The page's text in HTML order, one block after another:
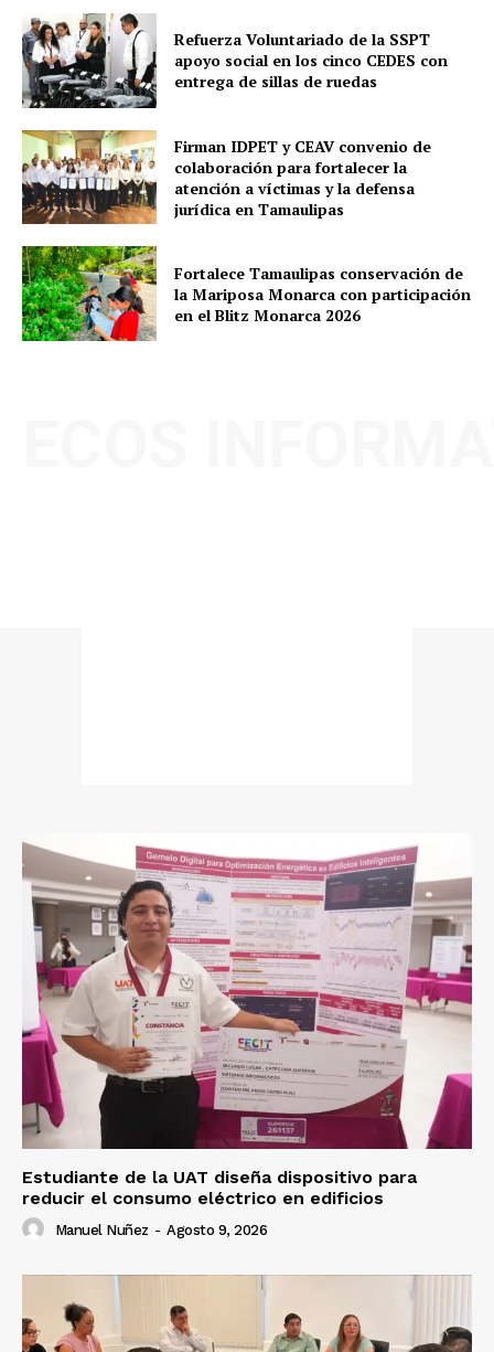
Refuerza Voluntariado de la SSPT
apoyo social en los cinco CEDES con
entrega de sillas de ruedas
Firman IDPET y CEAV convenio de
colaboración para fortalecer la
atención a víctimas y la defensa
jurídica en Tamaulipas
Fortalece Tamaulipas conservación de
la Mariposa Monarca con participación
en el Blitz Monarca 2026
Estudiante de la UAT diseña dispositivo para
reducir el consumo eléctrico en edificios
Manuel Nuñez - Agosto 9, 2026